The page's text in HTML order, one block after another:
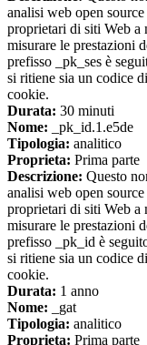
analisi web open
proprietari di siti Web a
misurare le prestazioni
prefisso _pk_ses è
si ritiene sia un codice
cookie.
Durata: 30 minuti
Nome: _pk_id.1.e5de
Tipologia: analitico
Proprieta: Prima parte
Descrizione: Questo
analisi web open
proprietari di siti Web a
misurare le prestazioni
prefisso _pk_id è
si ritiene sia un codice
cookie.
Durata: 1 anno
Nome: _gat
Tipologia: analitico
Proprieta: Prima parte